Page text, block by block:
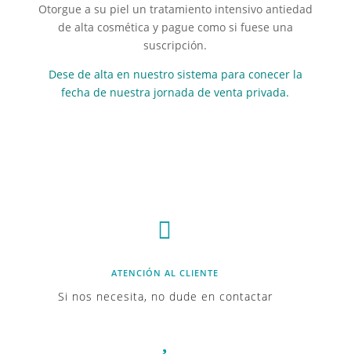
Otorgue a su piel un tratamiento intensivo antiedad
de alta cosmética y pague como si fuese una
suscripción.
Dese de alta en nuestro sistema para conecer la
fecha de nuestra jornada de venta privada.

ATENCIÓN AL CLIENTE
Si nos necesita, no dude en contactar